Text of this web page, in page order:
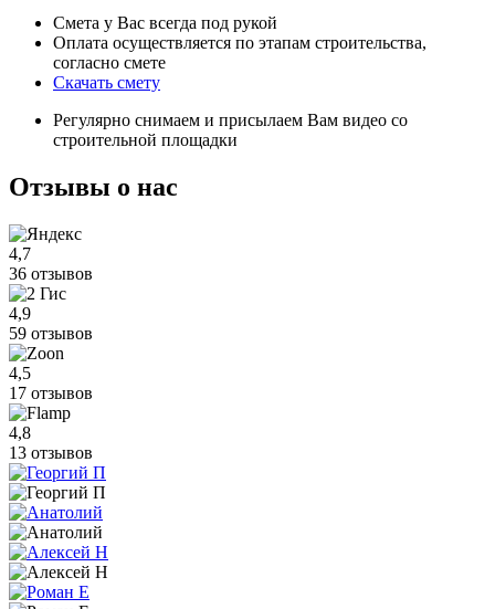
Смета у Вас всегда под рукой
Оплата осуществляется по этапам строительства,
согласно смете
Скачать смету
Регулярно снимаем и присылаем Вам видео со
строительной площадки
Отзывы о нас
4,7
36 отзывов
4,9
59 отзывов
4,5
17 отзывов
4,8
13 отзывов